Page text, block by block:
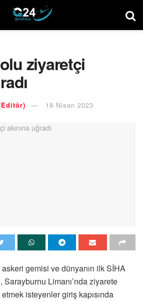
ziyaretçi
18 Nisan 2023
gemisi ve dünyanın ilk SİHA
Limanı’nda ziyarete
isteyenler giriş kapısında